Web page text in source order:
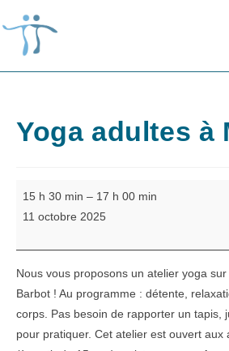
to
content
Yoga adultes à
Metz
15 h 30 min – 17 h 00 min
11 octobre 2025
Nous vous proposons un atelier yoga
Barbot ! Au programme : détente,
corps. Pas besoin de rapporter un tapis,
pour pratiquer. Cet atelier est ouvert aux